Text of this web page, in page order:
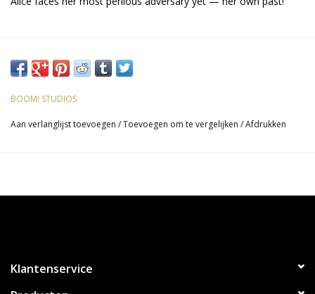
BOOM! STUDIOS
Aan verlanglijst toevoegen /Toevoegen om te vergelijken /Afdrukken
Klantenservice